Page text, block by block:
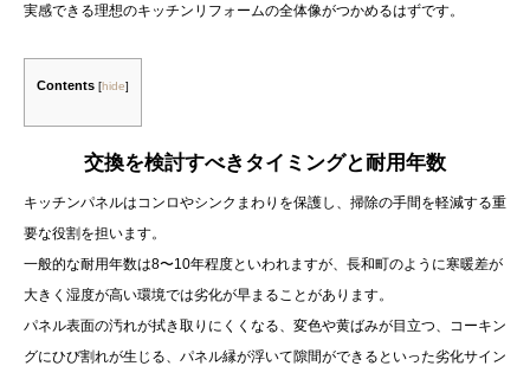
実感できる理想のキッチンリフォームの全体像がつかめるはずです。
Contents [hide]
交換を検討すべきタイミングと耐用年数
キッチンパネルはコンロやシンクまわりを保護し、掃除の手間を軽減する重
要な役割を担います。
一般的な耐用年数は8〜10年程度といわれますが、長和町のように寒暖差が
大きく湿度が高い環境では劣化が早まることがあります。
パネル表面の汚れが拭き取りにくくなる、変色や黄ばみが目立つ、コーキン
グにひび割れが生じる、パネル縁が浮いて隙間ができるといった劣化サイン